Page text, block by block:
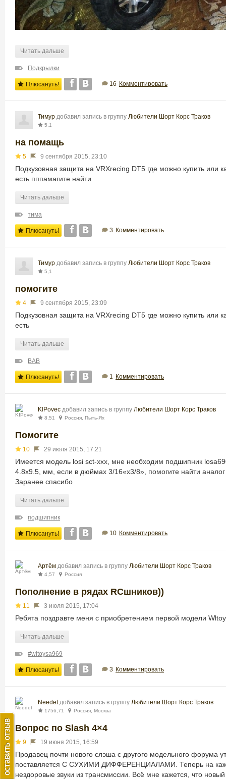
Читать дальше
Подкрылки
Плюсануть! 16 Комментировать
Тимур добавил запись в группу Любители Шорт Корс Траков
5,1
на помащь
5 9 сентября 2015, 23:10
Подкузовная защита на VRXrecing DT5 где можно купить или
есть пппамагите найти
Читать дальше
тима
Плюсануть! 3 Комментировать
Тимур добавил запись в группу Любители Шорт Корс Траков
5,1
помогите
4 9 сентября 2015, 23:09
Подкузовная защита на VRXrecing DT5 где можно купить или
есть
Читать дальше
ВАВ
Плюсануть! 1 Комментировать
KIPovec добавил запись в группу Любители Шорт Корс Траков
8,51 Россия, Пыть-Ях
Помогите
10 29 июля 2015, 17:21
Имеется модель losi sct-xxx, мне необходим подшипник
4.8х9.5, мм, если в дюймах 3/16«x3/8», помогите найти аналог
Заранее спасибо
Читать дальше
подшипник
Плюсануть! 10 Комментировать
Артём добавил запись в группу Любители Шорт Корс Траков
4,57 Россия
Пополнение в рядах RCшников))
11 3 июля 2015, 17:04
Ребята поздравте меня с приобретением первой модели
Читать дальше
#wltoysa969
Плюсануть! 3 Комментировать
Needet добавил запись в группу Любители Шорт Корс Траков
1756,71 Россия, Москва
Вопрос по Slash 4×4
9 19 июня 2015, 16:59
Продавец почти нового слэша с другого модельного форума
поставляется С СУХИМИ ДИФФЕРЕНЦИАЛАМИ. Теперь на
нездоровые звуки из трансмиссии. Всё мне кажется, что